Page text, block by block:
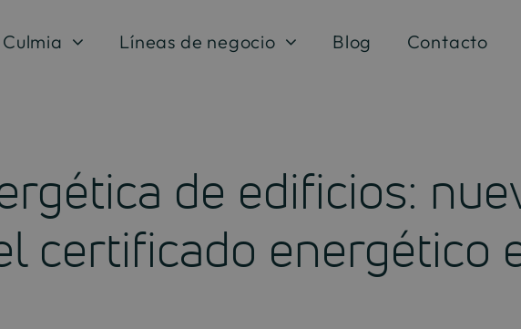
Culmia Líneas de negocio Blog Contacto
de edificios:
certificado energético